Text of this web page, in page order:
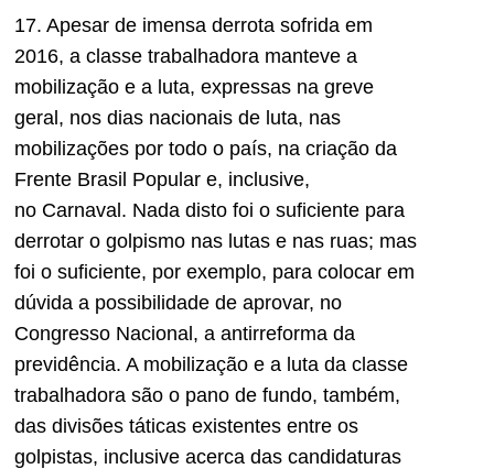
17. Apesar de imensa derrota sofrida em
2016, a classe trabalhadora manteve a
mobilização e a luta, expressas na greve
geral, nos dias nacionais de luta, nas
mobilizações por todo o país, na criação da
Frente Brasil Popular e, inclusive,
no Carnaval. Nada disto foi o suficiente para
derrotar o golpismo nas lutas e nas ruas; mas
foi o suficiente, por exemplo, para colocar em
dúvida a possibilidade de aprovar, no
Congresso Nacional, a antirreforma da
previdência. A mobilização e a luta da classe
trabalhadora são o pano de fundo, também,
das divisões táticas existentes entre os
golpistas, inclusive acerca das candidaturas